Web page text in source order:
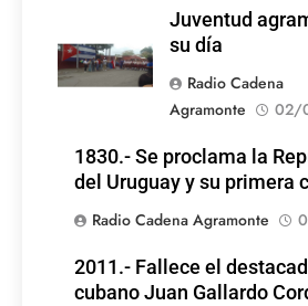
Juventud
su día
Radio Cadena
Agramonte
02/
1830.- Se proclama la
del Uruguay y su primera
Radio Cadena Agramonte
2011.- Fallece el
cubano Juan Gallardo